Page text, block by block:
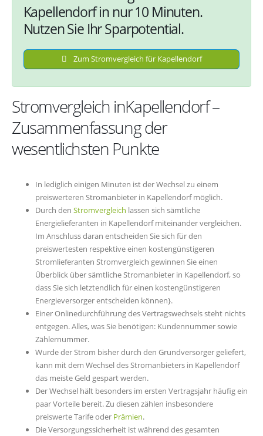
Kapellendorf in nur 10 Minuten.
Nutzen Sie Ihr Sparpotential.
Zum Stromvergleich für Kapellendorf
Stromvergleich inKapellendorf –
Zusammenfassung der
wesentlichsten Punkte
In lediglich einigen Minuten ist der Wechsel zu einem
preiswerteren Stromanbieter in Kapellendorf möglich.
Durch den Stromvergleich lassen sich sämtliche
Energielieferanten in Kapellendorf miteinander vergleichen.
Im Anschluss daran entscheiden Sie sich für den
preiswertesten respektive einen kostengünstigeren
Stromlieferanten Stromvergleich gewinnen Sie einen
Überblick über sämtliche Stromanbieter in Kapellendorf, so
dass Sie sich letztendlich für einen kostengünstigeren
Energieversorger entscheiden können}.
Einer Onlinedurchführung des Vertragswechsels steht nichts
entgegen. Alles, was Sie benötigen: Kundennummer sowie
Zählernummer.
Wurde der Strom bisher durch den Grundversorger geliefert,
kann mit dem Wechsel des Stromanbieters in Kapellendorf
das meiste Geld gespart werden.
Der Wechsel hält besonders im ersten Vertragsjahr häufig ein
paar Vorteile bereit. Zu diesen zählen insbesondere
preiswerte Tarife oder Prämien.
Die Versorgungssicherheit ist während des gesamten